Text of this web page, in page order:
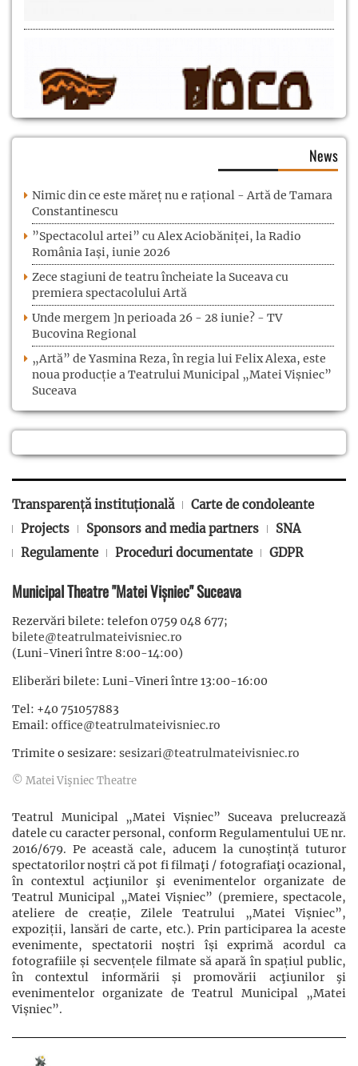
News
Nimic din ce este măreț nu e rațional - Artă de Tamara
Constantinescu
”Spectacolul artei” cu Alex Aciobăniței, la Radio
România Iași, iunie 2026
Zece stagiuni de teatru încheiate la Suceava cu
premiera spectacolului Artă
Unde mergem ]n perioada 26 - 28 iunie? - TV
Bucovina Regional
„Artă” de Yasmina Reza, în regia lui Felix Alexa, este
noua producție a Teatrului Municipal „Matei Vișniec”
Suceava
Transparență instituțională
Carte de condoleante
Projects
Sponsors and media partners
SNA
Regulamente
Proceduri documentate GDPR
Municipal Theatre "Matei Vișniec" Suceava
Rezervări bilete: telefon 0759 048 677;
bilete@teatrulmateivisniec.ro
(Luni-Vineri între 8:00-14:00)
Eliberări bilete: Luni-Vineri între 13:00-16:00
Tel: +40 751057883
Email: office@teatrulmateivisniec.ro
Trimite o sesizare: sesizari@teatrulmateivisniec.ro
© Matei Vişniec Theatre
Teatrul Municipal „Matei Vișniec” Suceava prelucrează
datele cu caracter personal, conform Regulamentului UE nr.
2016/679. Pe această cale, aducem la cunoștință tuturor
spectatorilor noștri că pot fi filmaţi / fotografiaţi ocazional,
în contextul acţiunilor şi evenimentelor organizate de
Teatrul Municipal „Matei Vișniec” (premiere, spectacole,
ateliere de creație, Zilele Teatrului „Matei Vișniec”,
expoziții, lansări de carte, etc.). Prin participarea la aceste
evenimente, spectatorii noștri își exprimă acordul ca
fotografiile și secvențele filmate să apară în spațiul public,
în contextul informării și promovării acţiunilor şi
evenimentelor organizate de Teatrul Municipal „Matei
Vișniec”.